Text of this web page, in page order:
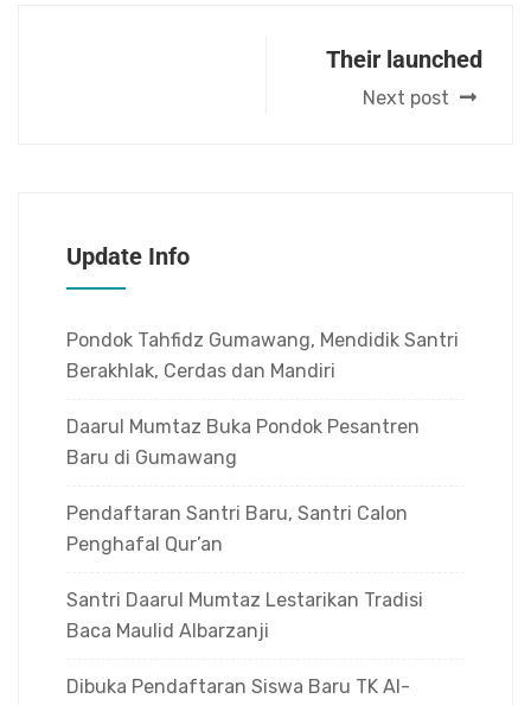
Their launched
Next post
Update Info
Pondok Tahfidz Gumawang, Mendidik Santri
Berakhlak, Cerdas dan Mandiri
Daarul Mumtaz Buka Pondok Pesantren
Baru di Gumawang
Pendaftaran Santri Baru, Santri Calon
Penghafal Qur’an
Santri Daarul Mumtaz Lestarikan Tradisi
Baca Maulid Albarzanji
Dibuka Pendaftaran Siswa Baru TK Al-